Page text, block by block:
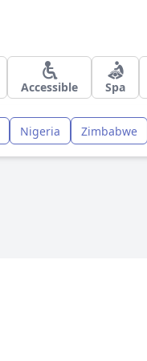
Accessible Spa
Nigeria Zimbabwe